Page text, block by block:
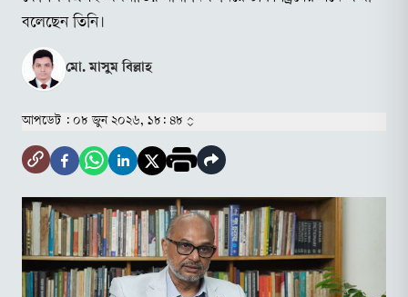
বলেছেন তিনি।
মো. মাসুম বিল্লাহ
আপডেট : ০৮ জুন ২০২৬, ১৮: ৪৮